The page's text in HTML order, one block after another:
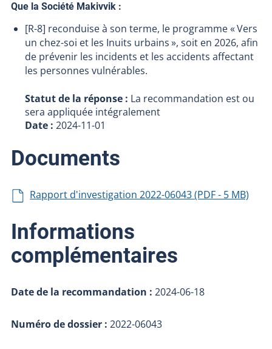
Que la Société Makivvik :
[R-8] reconduise à son terme, le programme « Vers
un chez-soi et les Inuits urbains », soit en 2026, afin
de prévenir les incidents et les accidents affectant
les personnes vulnérables.
Statut de la réponse : La recommandation est ou
sera appliquée intégralement
Date :2024-11-01
Documents
Rapport d'investigation 2022-06043 (PDF - 5 MB)
Informations
complémentaires
Date de la recommandation : 2024-06-18
Numéro de dossier : 2022-06043